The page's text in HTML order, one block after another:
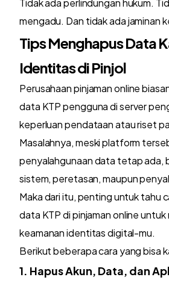
Tidak ada perlindungan hukum.
mengadu. Dan tidak ada jaminan
Tips Menghapus Data
Identitas di Pinjol
Perusahaan pinjaman online
data KTP pengguna di server
keperluan pendataan atau riset
Masalahnya, meski platform
penyalahgunaan data tetap ada,
sistem, peretasan, maupun
Maka dari itu, penting untuk tahu
data KTP di pinjaman online untuk
keamanan identitas digital-mu.
Berikut beberapa cara yang bisa
1. Hapus Akun, Data, dan